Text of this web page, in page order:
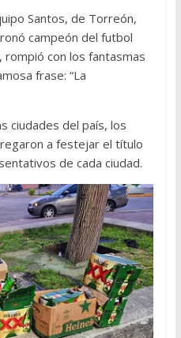
Santos, de Torreón,
campeón del futbol
con los fantasmas
frase: “La
ciudades del país, los
a festejar el título
de cada ciudad.